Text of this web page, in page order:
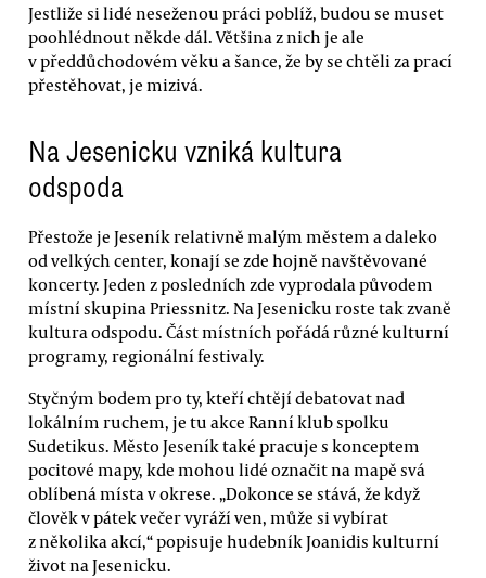
Jestliže si lidé neseženou práci poblíž, budou se muset
poohlédnout někde dál. Většina z nich je ale
v předdůchodovém věku a šance, že by se chtěli za prací
přestěhovat, je mizivá.
Na Jesenicku vzniká kultura
odspoda
Přestože je Jeseník relativně malým městem a daleko
od velkých center, konají se zde hojně navštěvované
koncerty. Jeden z posledních zde vyprodala původem
místní skupina Priessnitz. Na Jesenicku roste tak zvaně
kultura odspodu. Část místních pořádá různé kulturní
programy, regionální festivaly.
Styčným bodem pro ty, kteří chtějí debatovat nad
lokálním ruchem, je tu akce Ranní klub spolku
Sudetikus. Město Jeseník také pracuje s konceptem
pocitové mapy, kde mohou lidé označit na mapě svá
oblíbená místa v okrese. „Dokonce se stává, že když
člověk v pátek večer vyráží ven, může si vybírat
z několika akcí,“ popisuje hudebník Joanidis kulturní
život na Jesenicku.